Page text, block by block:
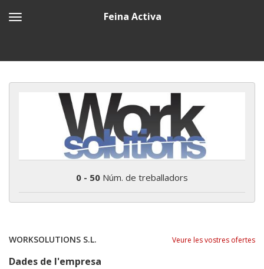
Feina Activa
0 - 50 Núm. de treballadors
WORKSOLUTIONS S.L. Veure les vostres ofertes
Dades de l'empresa